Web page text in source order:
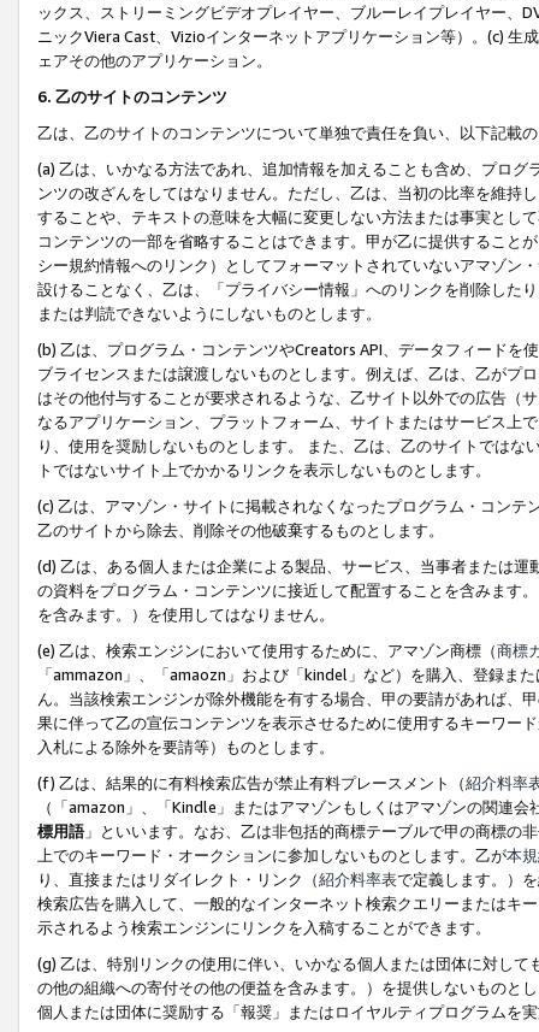
ックス、ストリーミングビデオプレイヤー、ブルーレイプレイヤー、
ニックViera Cast、Vizioインターネットアプリケーション等）。(c)
ェアその他のアプリケーション。
6. 乙のサイトのコンテンツ
乙は、乙のサイトのコンテンツについて単独で責任を負い、以下記載
(a) 乙は、いかなる方法であれ、追加情報を加えることも含め、プロ
ンツの改ざんをしてはなりません。ただし、乙は、当初の比率を維持
することや、テキストの意味を大幅に変更しない方法または事実とし
コンテンツの一部を省略することはできます。甲が乙に提供すること
シー規約情報へのリンク）としてフォーマットされていないアマゾン
設けることなく、乙は、「プライバシー情報」へのリンクを削除した
または判読できないようにしないものとします。
(b) 乙は、プログラム・コンテンツやCreators API、データフィード
ブライセンスまたは譲渡しないものとします。例えば、乙は、乙がプ
はその他付与することが要求されるような、乙サイト以外での広告（
なるアプリケーション、プラットフォーム、サイトまたはサービス上
り、使用を奨励しないものとします。 また、乙は、乙のサイトでは
トではないサイト上でかかるリンクを表示しないものとします。
(c) 乙は、アマゾン・サイトに掲載されなくなったプログラム・コン
乙のサイトから除去、削除その他破棄するものとします。
(d) 乙は、ある個人または企業による製品、サービス、当事者または
の資料をプログラム・コンテンツに接近して配置することを含みます
を含みます。）を使用してはなりません。
(e) 乙は、検索エンジンにおいて使用するために、アマゾン商標（商標
「ammazon」、「amaozn」および「kindel」など）を購入、登録ま
ん。当該検索エンジンが除外機能を有する場合、甲の要請があれば、
果に伴って乙の宣伝コンテンツを表示させるために使用するキーワー
入札による除外を要請等）ものとします。
(f) 乙は、結果的に有料検索広告が禁止有料プレースメント（紹介料率
（「amazon」、「Kindle」またはアマゾンもしくはアマゾンの関連
標用語」といいます。なお、乙は非包括的商標テーブルで甲の商標の
上でのキーワード・オークションに参加しないものとします。乙が本
り、直接またはリダイレクト・リンク（紹介料率表で定義します。）
検索広告を購入して、一般的なインターネット検索クエリーまたはキ
示されるよう検索エンジンにリンクを入稿することができます。
(g) 乙は、特別リンクの使用に伴い、いかなる個人または団体に対し
の他の組織への寄付その他の便益を含みます。）を提供しないものと
個人または団体に奨励する「報奨」またはロイヤルティプログラムを